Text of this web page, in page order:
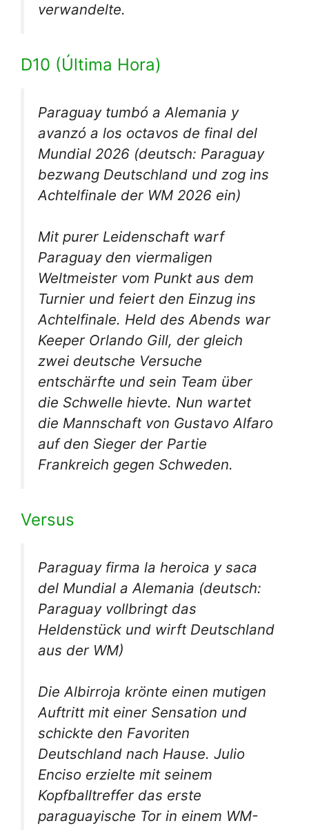
verwandelte.
D10 (Última Hora)
Paraguay tumbó a Alemania y
avanzó a los octavos de final del
Mundial 2026 (deutsch: Paraguay
bezwang Deutschland und zog ins
Achtelfinale der WM 2026 ein)
Mit purer Leidenschaft warf
Paraguay den viermaligen
Weltmeister vom Punkt aus dem
Turnier und feiert den Einzug ins
Achtelfinale. Held des Abends war
Keeper Orlando Gill, der gleich
zwei deutsche Versuche
entschärfte und sein Team über
die Schwelle hievte. Nun wartet
die Mannschaft von Gustavo Alfaro
auf den Sieger der Partie
Frankreich gegen Schweden.
Versus
Paraguay firma la heroica y saca
del Mundial a Alemania (deutsch:
Paraguay vollbringt das
Heldenstück und wirft Deutschland
aus der WM)
Die Albirroja krönte einen mutigen
Auftritt mit einer Sensation und
schickte den Favoriten
Deutschland nach Hause. Julio
Enciso erzielte mit seinem
Kopfballtreffer das erste
paraguayische Tor in einem WM-